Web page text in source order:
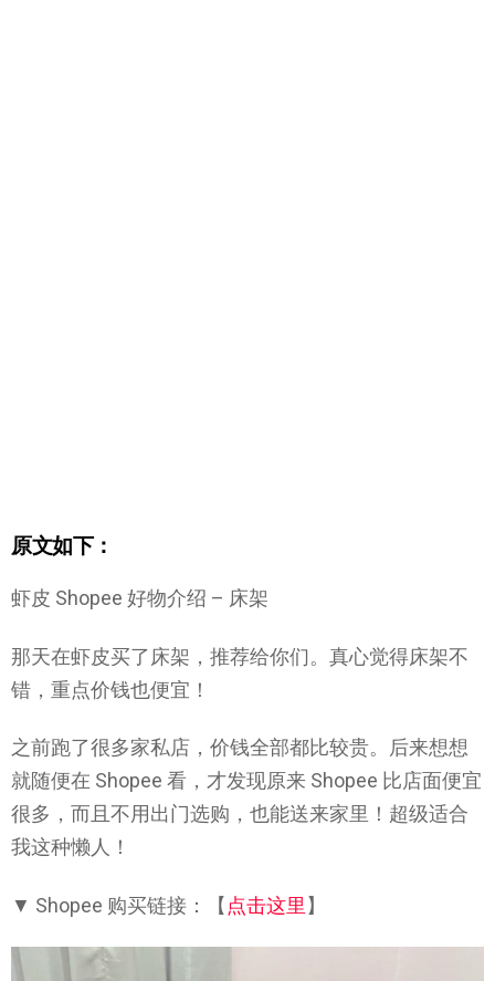
原文如下：
虾皮 Shopee 好物介绍 – 床架
那天在虾皮买了床架，推荐给你们。真心觉得床架不
错，重点价钱也便宜！
之前跑了很多家私店，价钱全部都比较贵。后来想想
就随便在 Shopee 看，才发现原来 Shopee 比店面便宜
很多，而且不用出门选购，也能送来家里！超级适合
我这种懒人！
▼ Shopee 购买链接：【 点击这里 】